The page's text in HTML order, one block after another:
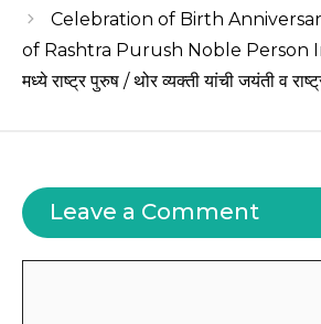
Celebration of Birth
of Rashtra Purush Noble Person
मध्ये राष्ट्र पुरुष / थोर व्यक्ती यांची जयंती व
Leave a Comment